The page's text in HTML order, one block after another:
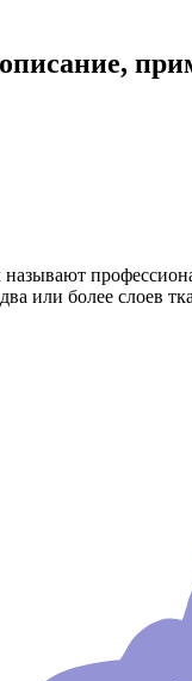
или более слоев